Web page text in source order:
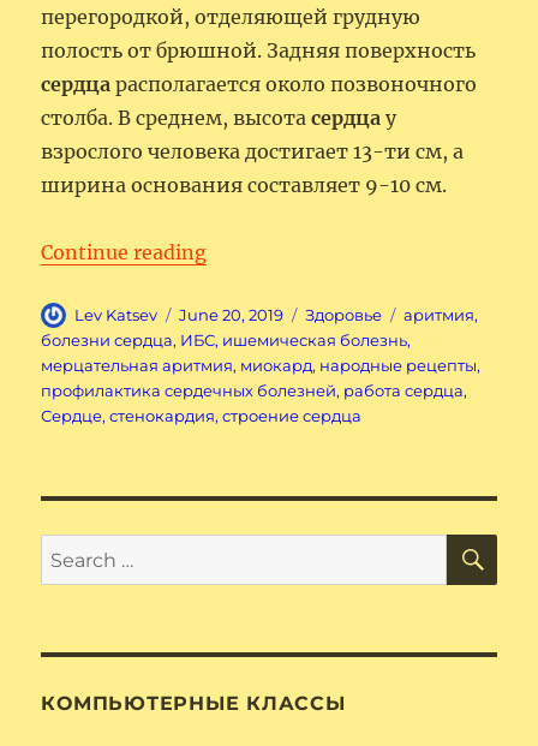
перегородкой, отделяющей грудную
полость от брюшной. Задняя поверхность
сердца располагается около позвоночного
столба. В среднем, высотасердца у
взрослого человека достигает 13-ти см, а
ширина основания составляет 9-10 см.
Continue reading“Сердце человека – мотор
Author
Lev Katsev
Posted
on
June 20, 2019 Categories
Здоровье Tags
аритмия,
болезни сердца, ИБС, ишемическая болезнь,
мерцательная аритмия, миокард, народные рецепты,
профилактика сердечных болезней, работа сердца,
Сердце,стенокардия,строение сердца
Search
for:
КОМПЬЮТЕРНЫЕ КЛАССЫ